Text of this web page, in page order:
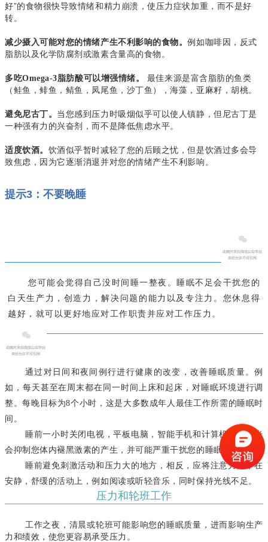
好”的食物很快导致情绪和精力崩溃，使压力症状加重，而不是好
转。
减少摄入可能对您的情绪产生不利影响的食物。例如咖啡因，反式
脂肪以及化学防腐剂或激素含量高的食物。
多吃Omega-3脂肪酸可以增强情绪。 最佳来源是富含脂肪的鱼类
（鲑鱼，鲱鱼，鲭鱼，凤尾鱼，沙丁鱼），海藻，亚麻籽，胡桃。
避免尼古丁。 当您感到压力时吸烟似乎可以使人镇静，但尼古丁是
一种强有力的兴奋剂，而不是降低焦虑水平。
适度饮酒。 饮酒似乎暂时减轻了您的后顾之忧，但是饮酒过多会导
致焦虑，因为它逐渐消退并对您的情绪产生不利影响。
提示3：不要晚睡
您可能会觉得自己没时间睡一整夜。 睡眠不足会干扰您的
白天生产力，创造力，解决问题的能力以及专注力。 您休息得
越好，就可以更好地应对工作职责并应对工作压力。
通过对日间和夜间例行进行健康的改变，改善睡眠质量。例
如，每天甚至在周末都在同一时间上床和起床，对睡眠环境进行调
整。每晚目标为8个小时，这是大多数成年人最佳工作所需的睡眠时
间。
睡前一小时关闭 电视，平板电脑，智能手机和计算机发出的光
会抑制您体内褪黑激素的产生，并可能严重干扰您的睡眠。
睡前避免刺激活动和压力大的地方，相反，应将注意力集中在
安静，舒缓的活动上，例如阅读或听轻音乐，同时保持光线不足。
压力和轮班工作
工作之夜，清晨或轮班可能影响您的睡眠质量，进而影响生产
力和绩效，使您更容易承受压力。